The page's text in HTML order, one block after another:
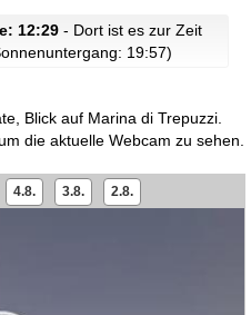
12:29 - Dort ist es zur Zeit
19:57)
Blick auf Marina di Trepuzzi.
die aktuelle Webcam zu sehen.
4.8. 3.8. 2.8.